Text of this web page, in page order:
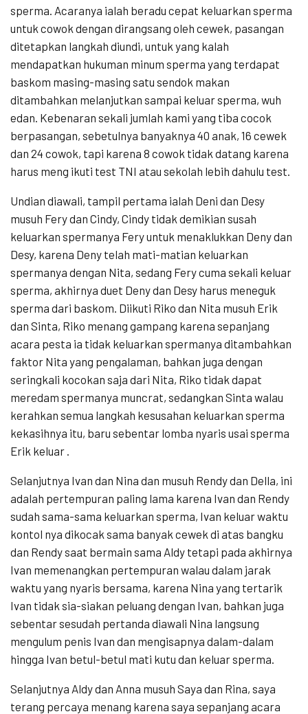
sperma. Acaranya ialah beradu cepat keluarkan sperma
untuk cowok dengan dirangsang oleh cewek, pasangan
ditetapkan langkah diundi, untuk yang kalah
mendapatkan hukuman minum sperma yang terdapat
baskom masing-masing satu sendok makan
ditambahkan melanjutkan sampai keluar sperma, wuh
edan. Kebenaran sekali jumlah kami yang tiba cocok
berpasangan, sebetulnya banyaknya 40 anak, 16 cewek
dan 24 cowok, tapi karena 8 cowok tidak datang karena
harus meng ikuti test TNI atau sekolah lebih dahulu test.
Undian diawali, tampil pertama ialah Deni dan Desy
musuh Fery dan Cindy, Cindy tidak demikian susah
keluarkan spermanya Fery untuk menaklukkan Deny dan
Desy, karena Deny telah mati-matian keluarkan
spermanya dengan Nita, sedang Fery cuma sekali keluar
sperma, akhirnya duet Deny dan Desy harus meneguk
sperma dari baskom. Diikuti Riko dan Nita musuh Erik
dan Sinta, Riko menang gampang karena sepanjang
acara pesta ia tidak keluarkan spermanya ditambahkan
faktor Nita yang pengalaman, bahkan juga dengan
seringkali kocokan saja dari Nita, Riko tidak dapat
meredam spermanya muncrat, sedangkan Sinta walau
kerahkan semua langkah kesusahan keluarkan sperma
kekasihnya itu, baru sebentar lomba nyaris usai sperma
Erik keluar .
Selanjutnya Ivan dan Nina dan musuh Rendy dan Della, ini
adalah pertempuran paling lama karena Ivan dan Rendy
sudah sama-sama keluarkan sperma, Ivan keluar waktu
kontol nya dikocak sama banyak cewek di atas bangku
dan Rendy saat bermain sama Aldy tetapi pada akhirnya
Ivan memenangkan pertempuran walau dalam jarak
waktu yang nyaris bersama, karena Nina yang tertarik
Ivan tidak sia-siakan peluang dengan Ivan, bahkan juga
sebentar sesudah pertanda diawali Nina langsung
mengulum penis Ivan dan mengisapnya dalam-dalam
hingga Ivan betul-betul mati kutu dan keluar sperma.
Selanjutnya Aldy dan Anna musuh Saya dan Rina, saya
terang percaya menang karena saya sepanjang acara